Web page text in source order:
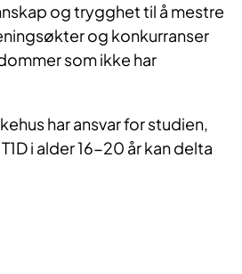
og trygghet til å mestre
og konkurranser
som ikke har
har ansvar for studien,
i alder 16-20 år kan delta